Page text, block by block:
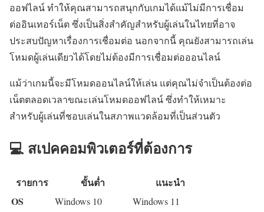
ออฟไลน์ ทำให้คุณสามารถสนุกกับเกมได้แม้ไม่มีการเชื่อม
ต่ออินเทอร์เน็ต ซึ่งเป็นสิ่งสำคัญสำหรับผู้เล่นในไทยที่อาจ
ประสบปัญหาเรื่องการเชื่อมต่อ นอกจากนี้ คุณยังสามารถเล่น
โหมดผู้เล่นเดียวได้โดยไม่ต้องมีการเชื่อมต่อออนไลน์
แม้ว่าเกมนี้จะมีโหมดออนไลน์ให้เล่น แต่คุณไม่จำเป็นต้องต่อ
เน็ตตลอดเวลาขณะเล่นโหมดออฟไลน์ ซึ่งทำให้เหมาะ
สำหรับผู้เล่นที่ชอบเล่นในสภาพแวดล้อมที่เป็นส่วนตัว
💻 สเปคคอมพิวเตอร์ที่ต้องการ
รายการ ขั้นต่ำ
แนะนำ
OS
Windows 10 Windows 11